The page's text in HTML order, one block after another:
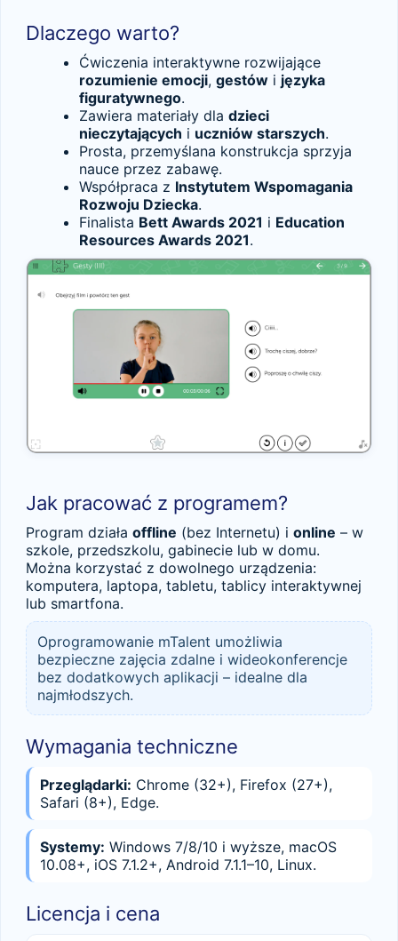
Dlaczego warto?
Ćwiczenia interaktywne rozwijające
rozumienie emocji, gestów i języka
figuratywnego.
Zawiera materiały dla dzieci
nieczytających i uczniów starszych.
Prosta, przemyślana konstrukcja sprzyja
nauce przez zabawę.
Współpraca z Instytutem Wspomagania
Rozwoju Dziecka.
Finalista Bett Awards 2021 i Education
Resources Awards 2021.
Jak pracować z programem?
Program działa offline (bez Internetu) i online – w
szkole, przedszkolu, gabinecie lub w domu.
Można korzystać z dowolnego urządzenia:
komputera, laptopa, tabletu, tablicy interaktywnej
lub smartfona.
Oprogramowanie mTalent umożliwia
bezpieczne zajęcia zdalne i wideokonferencje
bez dodatkowych aplikacji – idealne dla
najmłodszych.
Wymagania techniczne
Przeglądarki: Chrome (32+), Firefox (27+),
Safari (8+), Edge.
Systemy: Windows 7/8/10 i wyższe, macOS
10.08+, iOS 7.1.2+, Android 7.1.1–10, Linux.
Licencja i cena